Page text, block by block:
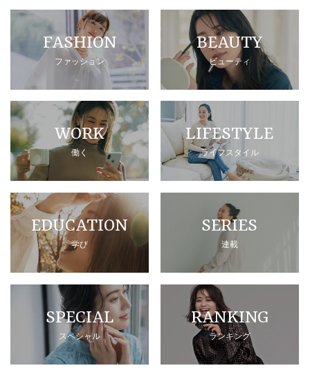
FASHION
ファッション
BEAUTY
ビューティ
WORK
働く
LIFESTYLE
ライフスタイル
EDUCATION
学び
SERIES
連載
SPECIAL
スペシャル
RANKING
ランキング